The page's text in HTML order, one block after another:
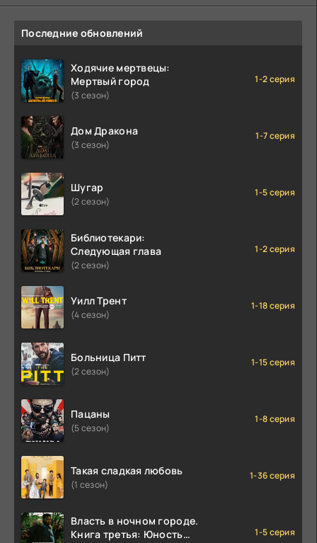
Последние обновлений
Ходячие мертвецы:
Мертвый город
(3 сезон)
1-2 серия
Дом Дракона
(3 сезон)
1-7 серия
Шугар
(2 сезон)
1-5 серия
Библиотекари:
Следующая глава
(2 сезон)
1-2 серия
Уилл Трент
(4 сезон)
1-18 серия
Больница Питт
(2 сезон)
1-15 серия
Пацаны
(5 сезон)
1-8 серия
Такая сладкая любовь
(1 сезон)
1-36 серия
Власть в ночном городе.
Книга третья: Юность
1-5 серия